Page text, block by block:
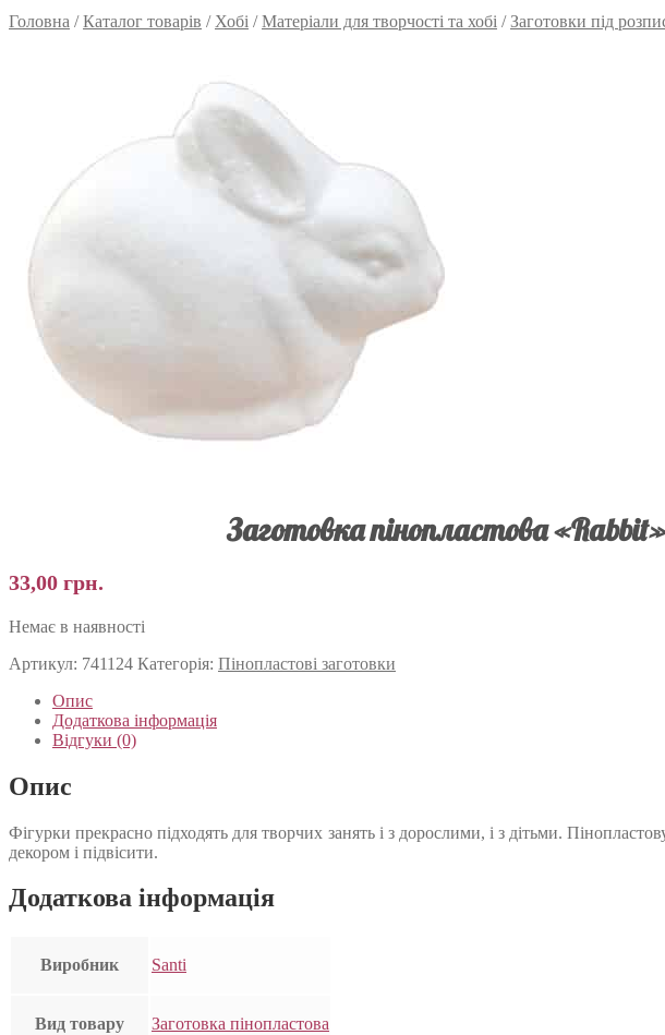
Головна /Каталог товарів / Хобі /Матеріали для творчості та хобі /Заготовки під
Заготовка пінопластова
33,00 грн.
Немає в наявності
Артикул: 741124 Категорія: Пінопластові заготовки
Опис
Додаткова інформація
Відгуки (0)
Опис
Фігурки прекрасно підходять для творчих занять і з дорослими, і з дітьми.
декором і підвісити.
Додаткова інформація
Виробник Santi
Вид товару Заготовка пінопластова